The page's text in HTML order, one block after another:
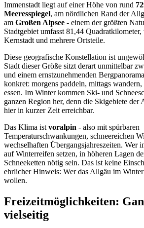
Immenstadt liegt auf einer Höhe von rund
Meeresspiegel, am nördlichen Rand der
am Großen Alpsee - einem der größten
Stadtgebiet umfasst 81,44
Kernstadt und mehrere Ortsteile.
Diese geografische Konstellation ist
Stadt dieser Größe sitzt derart unmittelbar
und einem ernstzunehmenden
konkret: morgens paddeln, mittags
essen. Im Winter kommen Ski- und
ganzen Region her, denn die Skigebiete
hier in kurzer Zeit erreichbar.
Das Klima istvoralpin - also mit spürbaren
Temperaturschwankungen, schneereichen
wechselhaften Übergangsjahreszeiten. Wer
auf Winterreifen setzen, in höheren Lagen
Schneeketten nötig sein. Das ist keine
ehrlicher Hinweis: Wer das Allgäu im
wollen.
Freizeitmöglichkeiten:
vielseitig